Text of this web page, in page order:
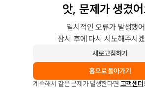
앗, 문제가 생겼
일시적인 오류가 발생했
잠시 후에 다시 시도해주시
새로고침하기
홈으로 돌아가기
계속해서 같은 문제가 발생한다면 고객센터